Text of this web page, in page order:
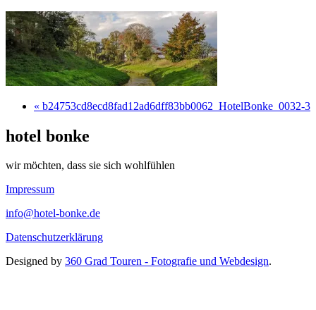
« b24753cd8ecd8fad12ad6dff83bb0062_HotelBonke_0032-3
hotel bonke
wir möchten, dass sie sich wohlfühlen
Impressum
info@hotel-bonke.de
Datenschutzerklärung
Designed by 360 Grad Touren - Fotografie und Webdesign.